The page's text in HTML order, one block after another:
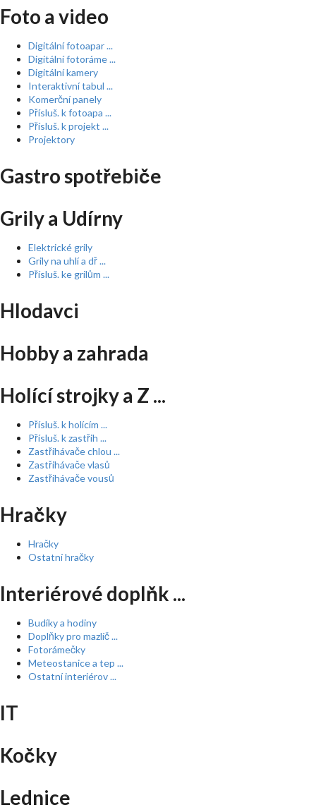
Foto a video
Digitální fotoapar ...
Digitální fotoráme ...
Digitální kamery
Interaktivní tabul ...
Komerční panely
Přísluš. k fotoapa ...
Přísluš. k projekt ...
Projektory
Gastro spotřebiče
Grily a Udírny
Elektrické grily
Grily na uhlí a dř ...
Přísluš. ke grilům ...
Hlodavci
Hobby a zahrada
Holící strojky a Z ...
Přísluš. k holícím ...
Přísluš. k zastřih ...
Zastřihávače chlou ...
Zastřihávače vlasů
Zastřihávače vousů
Hračky
Hračky
Ostatní hračky
Interiérové doplňk ...
Budíky a hodiny
Doplňky pro mazlíč ...
Fotorámečky
Meteostanice a tep ...
Ostatní interiérov ...
IT
Kočky
Lednice